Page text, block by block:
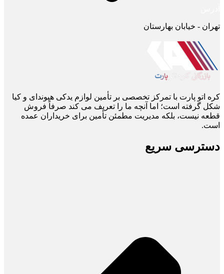
تهران - خیابان بهارستان
کره اتو پارت با تمرکز تخصصی بر تأمین لوازم یدکی هیوندای و کیا
شکل گرفته است؛ اما آنچه ما را تعریف می ‌کند صرفاً فروش
قطعه نیست، بلکه مدیریت مطمئن تأمین برای خریداران عمده
است.
دسترسی سریع